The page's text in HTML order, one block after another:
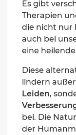
Es gibt
Therapien
die nicht nur
auch bei
eine
Diese
lindern
Leiden,
bei. Die
der